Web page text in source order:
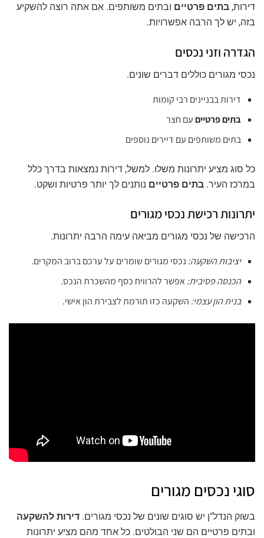
דירות, בתים פרטיים ובתים משותפים. אם אתה רוצה להשקיע
בזה, יש לך הרבה אפשרויות.
הגדרה וזני נכסים
נכסי מגורים כוללים דברים שונים.
דירות בבניינים רבי קומות
בתים פרטייםעם חצר
בתים משותפים עם דיירים נוספים
כל סוג מציע יתרונות משלו. למשל, דירות נמצאות בדרך כלל
במרכז העיר. בתים פרטיים נותנים לך יותר פרטיות ושקט.
יתרונות רכישת נכסי מגורים
הרכישה של נכסי מגורים מביאה עימה הרבה יתרונות.
יציבות השקעה: נכסי מגורים שומרים על ערכם ברוב המקרים.
הכנסה פסיבית: אפשר להרוויח כסף מהשכרת הנכס.
בנית הון עצמי: השקעה כזו תורמת לצבירת הון אישי.
סוגי נכסים מגורים
בשוק הנדל"ן יש סוגים שונים של נכסי מגורים. דירות להשקעה
ובתים פרטיים הם שני הבולטים. כל אחד מהם מציע יתרונות